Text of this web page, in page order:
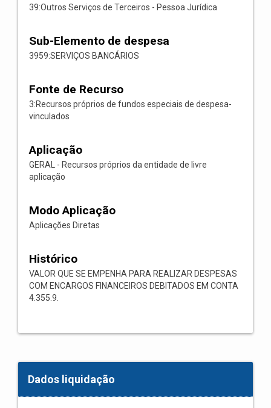
39:Outros Serviços de Terceiros - Pessoa Jurídica
Sub-Elemento de despesa
3959:SERVIÇOS BANCÁRIOS
Fonte de Recurso
3:Recursos próprios de fundos especiais de despesa-
vinculados
Aplicação
GERAL - Recursos próprios da entidade de livre
aplicação
Modo Aplicação
Aplicações Diretas
Histórico
VALOR QUE SE EMPENHA PARA REALIZAR DESPESAS
COM ENCARGOS FINANCEIROS DEBITADOS EM CONTA
4.355.9.
Dados liquidação